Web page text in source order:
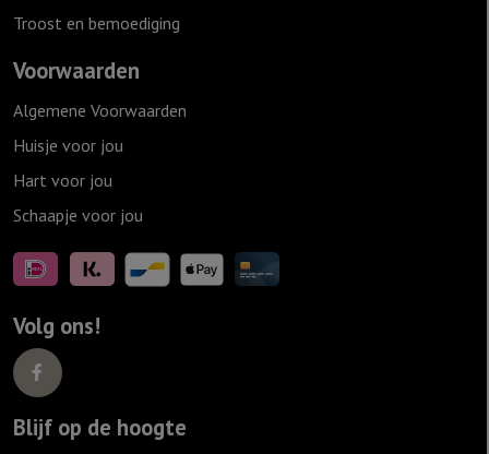
Troost en bemoediging
Voorwaarden
Algemene Voorwaarden
Huisje voor jou
Hart voor jou
Schaapje voor jou
Volg ons!
Blijf op de hoogte